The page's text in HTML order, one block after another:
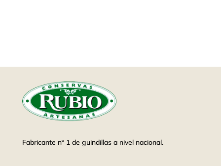
Fabricante nº 1 de guindillas a nivel nacional.